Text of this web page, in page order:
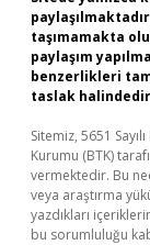
taşımamakta
paylaşım
benzerlikleri
taslak
Sitemiz, 5651
Kurumu (BTK)
vermektedir. Bu
veya araştırma
yazdıkları
bu sorumluluğu